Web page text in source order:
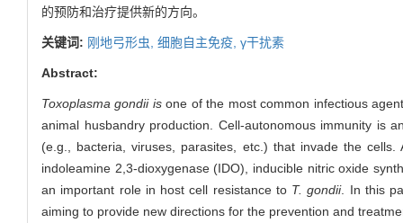
的预防和治疗提供新的方向。
关键词: 刚地弓形虫, 细胞自主免疫, γ干扰素
Abstract:
Toxoplasma gondii isone of the most common infectious
animal husbandry production. Cell-autonomous immunity is
(e.g., bacteria, viruses, parasites, etc.) that invade the
indoleamine 2,3-dioxygenase (IDO), inducible nitric oxide
an important role in host cell resistance to T. gondii. In this
aiming to provide new directions for the prevention and